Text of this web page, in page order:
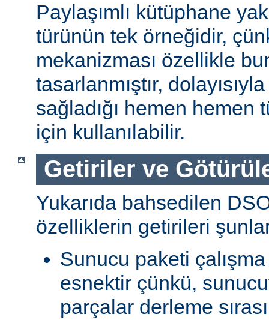
Paylaşımlı kütüphane
türünün tek örneğidir,
mekanizması özellikle
tasarlanmıştır,
sağladığı hemen hemen
için kullanılabilir.
Getiriler ve
Yukarıda bahsedilen
özelliklerin getirileri
Sunucu paketi
esnektir çünkü,
parçalar derleme